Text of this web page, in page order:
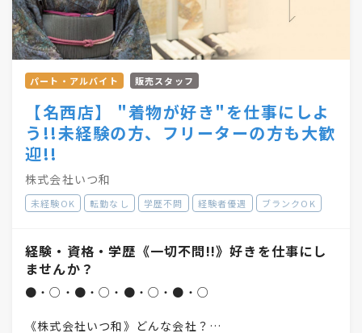
パート・アルバイト 販売スタッフ
【名西店】 "着物が好き"を仕事にしよ
う!!未経験の方、フリーターの方も大歓
迎!!
株式会社いつ和
未経験OK 転勤なし 学歴不問 経験者優遇 ブランクOK
経験・資格・学歴《一切不問!!》好きを仕事にし
ませんか？
●・○・●・○・●・○・●・○
《株式会社いつ和》どんな会社？